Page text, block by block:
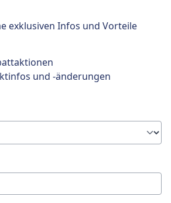
exklusiven Infos und Vorteile
und -änderungen